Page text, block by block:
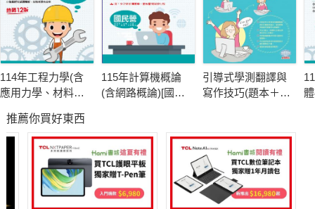
114年工程力學(含
應用力學、材料力
115年計算機概論
(含網路概論)[國民
引導式學測翻譯與
寫作技巧(題本＋解
推薦你買好東西